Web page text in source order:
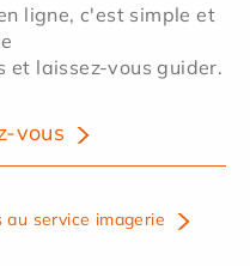
ligne, c'est simple et
et laissez-vous guider.
vous
au service imagerie